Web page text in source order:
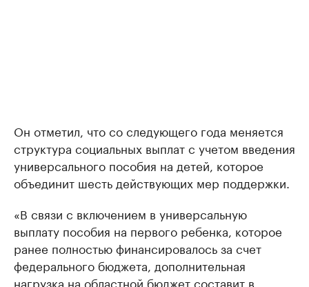
Он отметил, что со следующего года меняется
структура социальных выплат с учетом введения
универсального пособия на детей, которое
объединит шесть действующих мер поддержки.
«В связи с включением в универсальную
выплату пособия на первого ребенка, которое
ранее полностью финансировалось за счет
федерального бюджета, дополнительная
нагрузка на областной бюджет составит в